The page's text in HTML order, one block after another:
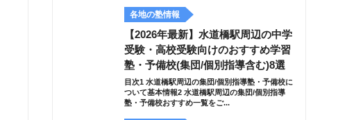
各地の塾情報
【2026年最新】水道橋駅周辺の中学
受験・高校受験向けのおすすめ学習
塾・予備校(集団/個別指導含む)8選
目次1 水道橋駅周辺の集団/個別指導塾・予備校に
ついて基本情報2 水道橋駅周辺の集団/個別指導
塾・予備校おすすめ一覧をご...